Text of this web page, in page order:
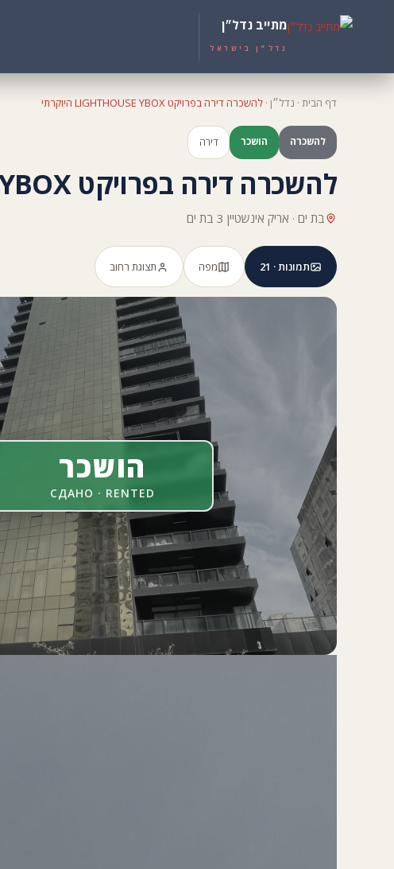
מתייב נדל״ן
נדל״ן בישראל
דף הבית · נדל״ן · להשכרה דירה בפרויקט LIGHTHOUSE YBOX היוקרתי
להשכרה הושכר דירה
להשכרה דירה בפרויקט LIGHTHOUSE YBOX היוקרתי
בת ים · אריק אינשטיין 3 בת ים
תמונות · 21 מפה תצוגת רחוב
הושכר
СДАНО · RENTED